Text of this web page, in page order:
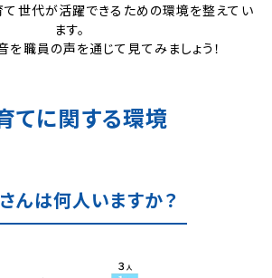
て世代が活躍できるための環境を整えてい
ます。
を職員の声を通じて見てみましょう！
てに関する環境
んは何人いますか？